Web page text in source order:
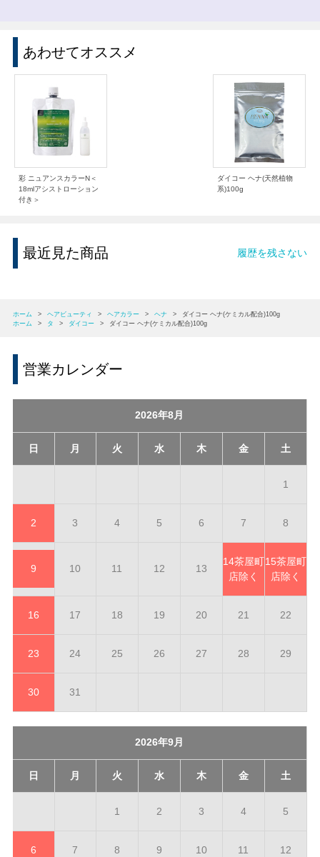
あわせてオススメ
彩 ニュアンスカラーN＜
18mlアシストローション
付き＞
ダイコー ヘナ(天然植物
系)100g
最近見た商品 履歴を残さない
ホーム > ヘアビューティ > ヘアカラー > ヘナ >
ダイコー ヘナ(ケミカル配合)100g
ホーム
> タ > ダイコー > ダイコー ヘナ(ケミカル配合)100g
営業カレンダー
2026年8月
日 月 火 水 木 金 土
1
2 3 4 5 6 7 8
9 10 11 12 13
14茶屋町
店除く
15茶屋町
店除く
16 17 18 19 20 21 22
23 24 25 26 27 28 29
30 31
2026年9月
日 月 火 水 木 金 土
1 2 3 4 5
6 7 8 9 10 11 12